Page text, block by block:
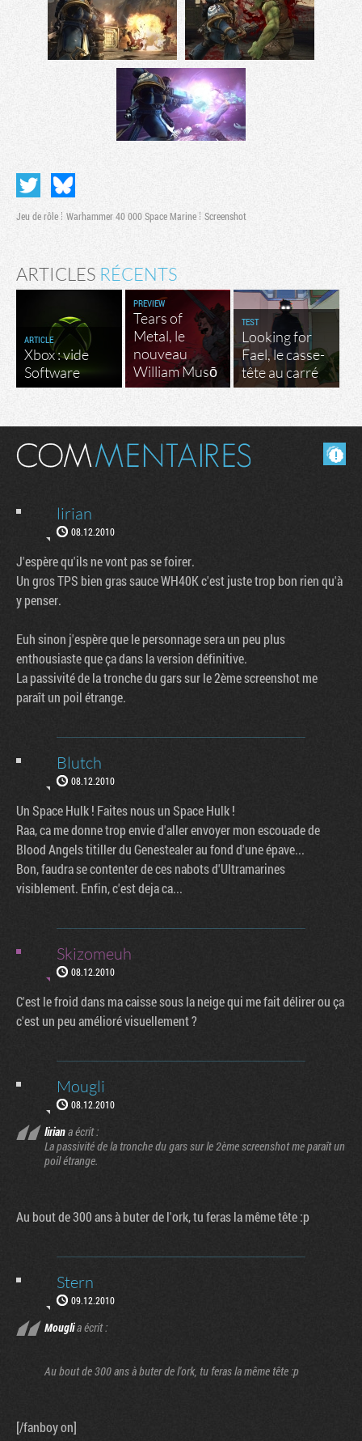
Jeu de rôle Warhammer 40 000 Space Marine Screenshot
ARTICLES RÉCENTS
ARTICLE
Xbox : vide
Software
PREVIEW
Tears of
Metal, le
nouveau
William Musō
TEST
Looking for
Fael, le casse-
tête au carré
Masquer les commentaires lus.
lirian
08.12.2010
J'espère qu'ils ne vont pas se foirer.
Un gros TPS bien gras sauce WH40K c'est juste trop bon rien qu'à
y penser.
Euh sinon j'espère que le personnage sera un peu plus
enthousiaste que ça dans la version définitive.
La passivité de la tronche du gars sur le 2ème screenshot me
paraît un poil étrange.
Blutch
08.12.2010
Un Space Hulk ! Faites nous un Space Hulk !
Raa, ca me donne trop envie d'aller envoyer mon escouade de
Blood Angels titiller du Genestealer au fond d'une épave...
Bon, faudra se contenter de ces nabots d'Ultramarines
visiblement. Enfin, c'est deja ca...
Skizomeuh
08.12.2010
C'est le froid dans ma caisse sous la neige qui me fait délirer ou ça
c'est un peu amélioré visuellement ?
Mougli
08.12.2010
liriana écrit :
La passivité de la tronche du gars sur le 2ème screenshot me paraît un
poil étrange.
Au bout de 300 ans à buter de l'ork, tu feras la même tête :p
Stern
09.12.2010
Mouglia écrit :
Au bout de 300 ans à buter de l'ork, tu feras la même tête :p
[/fanboy on]